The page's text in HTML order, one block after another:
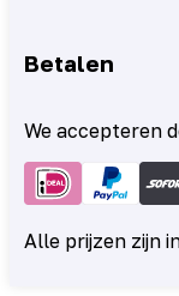
Betalen
We accepteren
Alle prijzen zijn